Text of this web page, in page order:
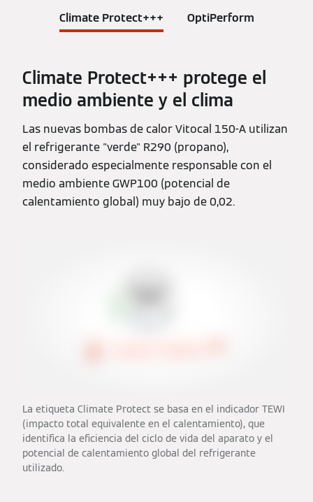
Climate Protect+++ OptiPerform
Climate Protect+++ protege el
medio ambiente y el clima
Las nuevas bombas de calor Vitocal 150-A utilizan
el refrigerante "verde" R290 (propano),
considerado especialmente responsable con el
medio ambiente GWP100 (potencial de
calentamiento global) muy bajo de 0,02.
La etiqueta Climate Protect se basa en el indicador TEWI
(impacto total equivalente en el calentamiento), que
identifica la eficiencia del ciclo de vida del aparato y el
potencial de calentamiento global del refrigerante
utilizado.